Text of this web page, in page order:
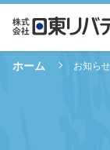
ホーム お知らせ